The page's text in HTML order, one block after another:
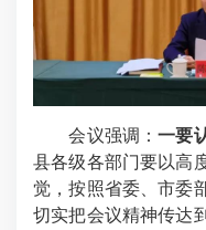
会议强调：一要
县各级各部门要以高
觉，按照省委、市委
切实把会议精神传达